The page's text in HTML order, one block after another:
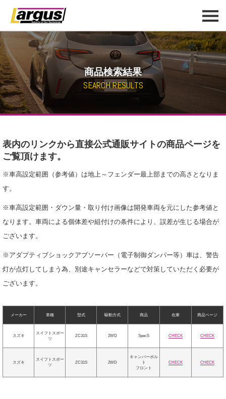
商品検索結果
SEARCH RESULTS
表内のリンクから直接公式通販サイトの商品ページを
ご覧頂けます。
※車高設定範囲（参考値）は地上～フェンダー最上部までの高さとなりま
す。
※車高設定範囲・ダウン量・取り付け画像は開発車両を元にした参考値と
なります。車両による個体差や組付けの条件により、誤差が生じる場合が
ございます。
※アダプティブショックアブソーバー（電子制御ダンパー等）車は、警告
灯が点灯してしまう為、別途キャンセラーなどで対策していただく必要が
ございます。
メーカー 車種 型式 駆動方式 商品 在庫 商品ページ
スズキ
スイフトスポー
ツ
ZC31S 2WD SpecS CHECK CHECK
スズキ
スイフトスポー
ツ
ZC31S 2WD
キャンバーボル
ト
フロント
CHECK CHECK